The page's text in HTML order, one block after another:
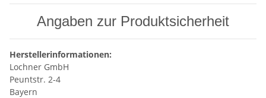
Angaben zur Produktsicherheit
Herstellerinformationen:
Lochner GmbH
Peuntstr. 2-4
Bayern